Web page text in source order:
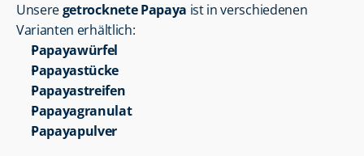
Unsere getrocknete Papaya ist in verschiedenen
Varianten erhältlich:
Papayawürfel
Papayastücke
Papayastreifen
Papayagranulat
Papayapulver